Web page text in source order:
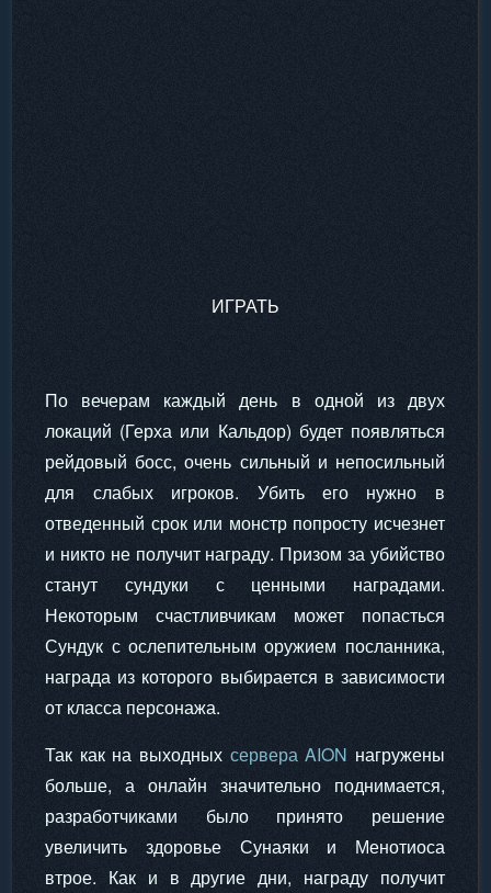
ИГРАТЬ
По вечерам каждый день в одной из двух
локаций (Герха или Кальдор) будет появляться
рейдовый босс, очень сильный и непосильный
для слабых игроков. Убить его нужно в
отведенный срок или монстр попросту исчезнет
и никто не получит награду. Призом за убийство
станут сундуки с ценными наградами.
Некоторым счастливчикам может попасться
Сундук с ослепительным оружием посланника,
награда из которого выбирается в зависимости
от класса персонажа.
Так как на выходных сервера AION нагружены
больше, а онлайн значительно поднимается,
разработчиками было принято решение
увеличить здоровье Сунаяки и Менотиоса
втрое. Как и в другие дни, награду получит